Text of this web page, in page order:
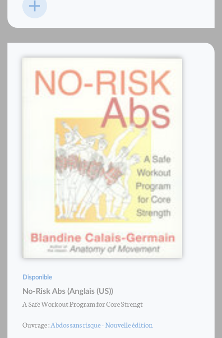
Disponible
No-Risk Abs (Anglais (US))
A Safe Workout Program for Core Strengt
Ouvrage :Abdos sans risque - Nouvelle édition